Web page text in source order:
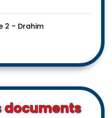
2 – Drahim
documents